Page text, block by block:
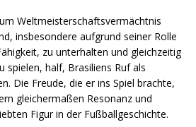
Weltmeisterschaftsvermächtnis
insbesondere aufgrund seiner Rolle
zu unterhalten und gleichzeitig
spielen, half, Brasiliens Ruf als
Die Freude, die er ins Spiel brachte,
gleichermaßen Resonanz und
Figur in der Fußballgeschichte.